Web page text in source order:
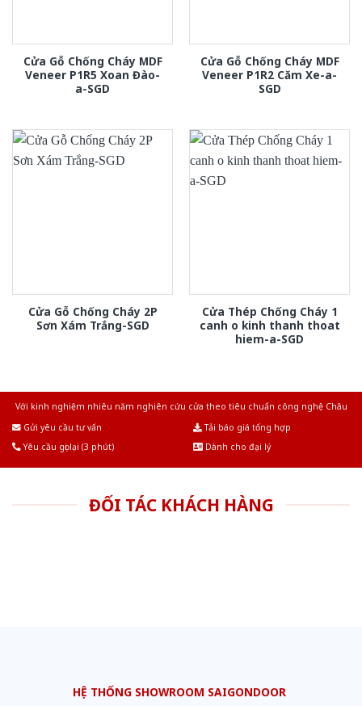
Cửa Gỗ Chống Cháy MDF
Veneer P1R5 Xoan Đào-
a-SGD
Cửa Gỗ Chống Cháy MDF
Veneer P1R2 Căm Xe-a-
SGD
Cửa Gỗ Chống Cháy 2P
Sơn Xám Trắng-SGD
Cửa Thép Chống Cháy 1
canh o kinh thanh thoat
hiem-a-SGD
Với kinh nghiệm nhiêu năm nghiên cứu cửa theo tiêu chuẩn công nghệ Châu
Gửi yêu cầu tư vấn
Tải báo giá tổng hợp
Yêu cầu gọi lại (3 phút)
Dành cho đại lý
ĐỐI TÁC KHÁCH HÀNG
HỆ THỐNG SHOWROOM SAIGONDOOR